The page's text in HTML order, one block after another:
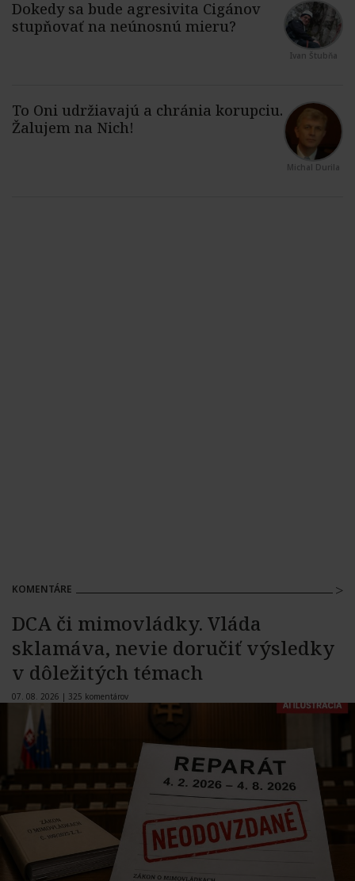
Ivan Štubňa
Michal Durila
KOMENTÁRE
DCA či mimovládky. Vláda
sklamáva, nevie doručiť výsledky
v dôležitých témach
07. 08. 2026 | 325 komentárov